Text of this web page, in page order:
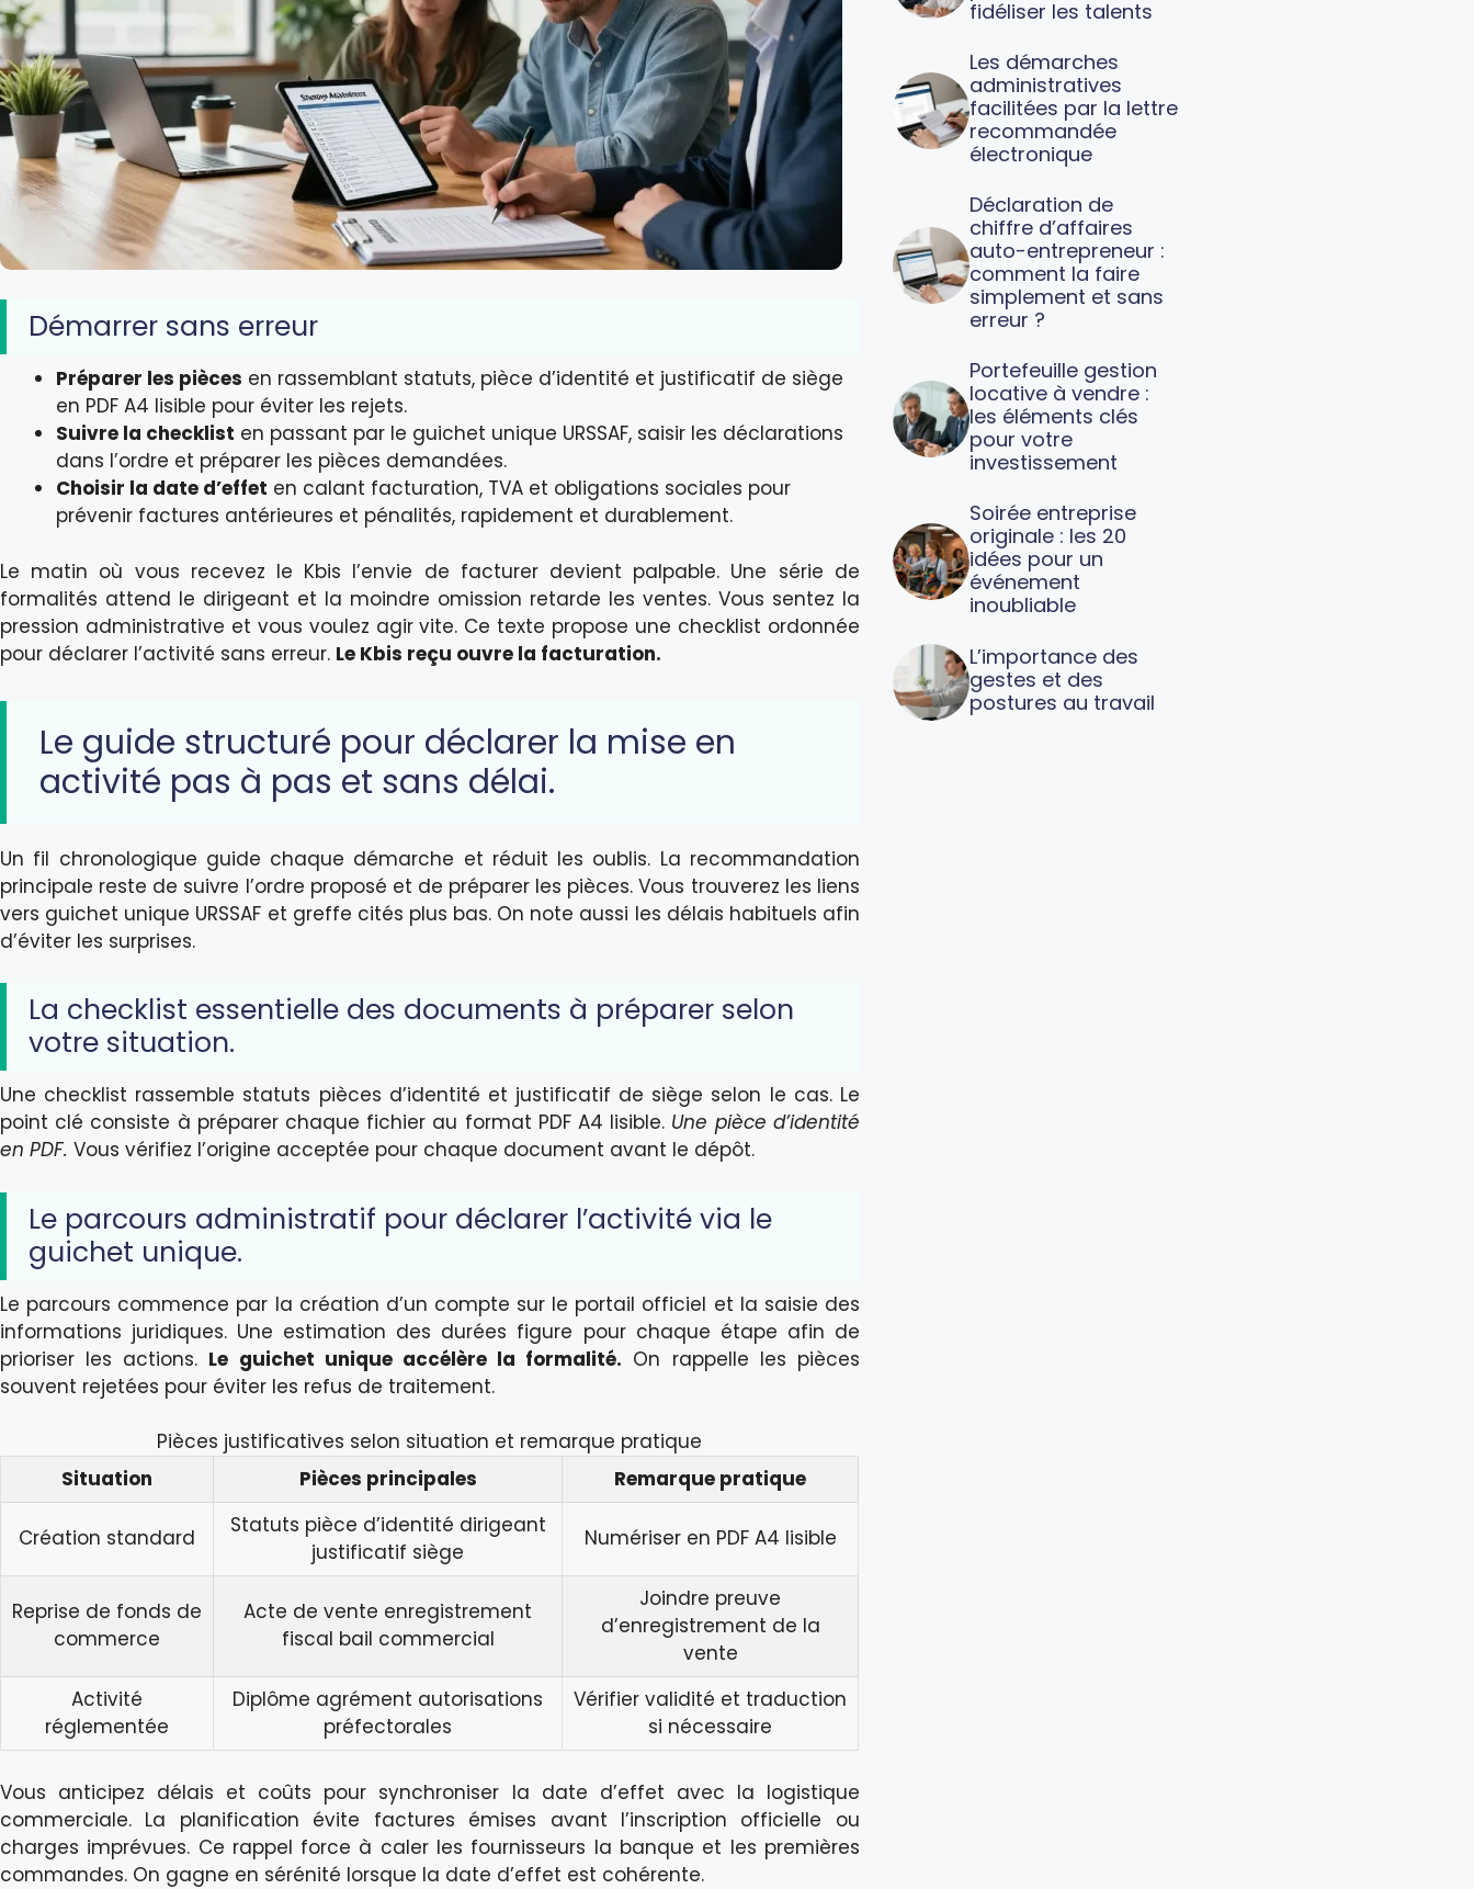
Démarrer sans erreur
Préparer les pièces en rassemblant statuts, pièce d’identité et justificatif de siège
en PDF A4 lisible pour éviter les rejets.
Suivre la checklist en passant par le guichet unique URSSAF, saisir les déclarations
dans l’ordre et préparer les pièces demandées.
Choisir la date d’effet en calant facturation, TVA et obligations sociales pour
prévenir factures antérieures et pénalités, rapidement et durablement.
Le matin où vous recevez le Kbis l’envie de facturer devient palpable. Une série de
formalités attend le dirigeant et la moindre omission retarde les ventes. Vous sentez la
pression administrative et vous voulez agir vite. Ce texte propose une checklist ordonnée
pour déclarer l’activité sans erreur. Le Kbis reçu ouvre la facturation.
Le guide structuré pour déclarer la mise en
activité pas à pas et sans délai.
Un fil chronologique guide chaque démarche et réduit les oublis. La recommandation
principale reste de suivre l’ordre proposé et de préparer les pièces. Vous trouverez les liens
vers guichet unique URSSAF et greffe cités plus bas. On note aussi les délais habituels afin
d’éviter les surprises.
La checklist essentielle des documents à préparer selon
votre situation.
Une checklist rassemble statuts pièces d’identité et justificatif de siège selon le cas. Le
point clé consiste à préparer chaque fichier au format PDF A4 lisible. Une pièce d’identité
en PDF. Vous vérifiez l’origine acceptée pour chaque document avant le dépôt.
Le parcours administratif pour déclarer l’activité via le
guichet unique.
Le parcours commence par la création d’un compte sur le portail officiel et la saisie des
informations juridiques. Une estimation des durées figure pour chaque étape afin de
prioriser les actions. Le guichet unique accélère la formalité. On rappelle les pièces
souvent rejetées pour éviter les refus de traitement.
Pièces justificatives selon situation et remarque pratique
Situation
Pièces principales Remarque pratique
Création standard
Statuts pièce d’identité dirigeant
justificatif siège
Numériser en PDF A4 lisible
Reprise de fonds de
commerce
Acte de vente enregistrement
fiscal bail commercial
Joindre preuve
d’enregistrement de la
vente
Activité
réglementée
Diplôme agrément autorisations
préfectorales
Vérifier validité et traduction
si nécessaire
Vous anticipez délais et coûts pour synchroniser la date d’effet avec la logistique
commerciale. La planification évite factures émises avant l’inscription officielle ou
charges imprévues. Ce rappel force à caler les fournisseurs la banque et les premières
commandes. On gagne en sérénité lorsque la date d’effet est cohérente.
fidéliser les talents
Les démarches
administratives
facilitées par la lettre
recommandée
électronique
Déclaration de
chiffre d’affaires
auto-entrepreneur :
comment la faire
simplement et sans
erreur ?
Portefeuille gestion
locative à vendre :
les éléments clés
pour votre
investissement
Soirée entreprise
originale : les 20
idées pour un
événement
inoubliable
L’importance des
gestes et des
postures au travail